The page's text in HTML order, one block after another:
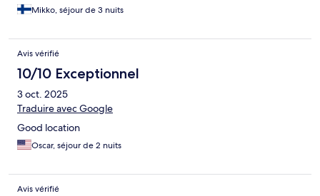
Mikko, séjour de 3 nuits
Avis vérifié
10/10 Exceptionnel
3 oct. 2025
Traduire avec Google
Good location
Oscar, séjour de 2 nuits
Avis vérifié